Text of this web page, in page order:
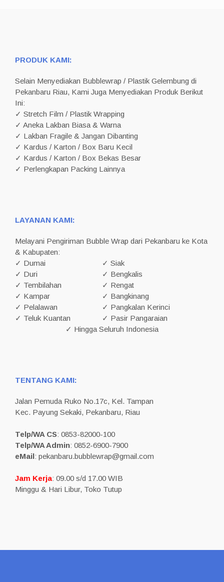
PRODUK KAMI:
Selain Menyediakan Bubblewrap / Plastik Gelembung di
Pekanbaru Riau, Kami Juga Menyediakan Produk Berikut
Ini:
✓ Stretch Film / Plastik Wrapping
✓ Aneka Lakban Biasa & Warna
✓ Lakban Fragile & Jangan Dibanting
✓ Kardus / Karton / Box Baru Kecil
✓ Kardus / Karton / Box Bekas Besar
✓ Perlengkapan Packing Lainnya
LAYANAN KAMI:
Melayani Pengiriman Bubble Wrap dari Pekanbaru ke Kota
& Kabupaten:
✓ Dumai
✓ Siak
✓ Duri
✓ Bengkalis
✓ Tembilahan
✓ Rengat
✓ Kampar
✓ Bangkinang
✓ Pelalawan
✓ Pangkalan Kerinci
✓ Teluk Kuantan
✓ Pasir Pangaraian
✓ Hingga Seluruh Indonesia
TENTANG KAMI:
Jalan Pemuda Ruko No.17c, Kel. Tampan
Kec. Payung Sekaki, Pekanbaru, Riau
Telp/WA CS: 0853-82000-100
Telp/WA Admin: 0852-6900-7900
eMail: pekanbaru.bubblewrap@gmail.com
Jam Kerja: 09.00 s/d 17.00 WIB
Minggu & Hari Libur, Toko Tutup